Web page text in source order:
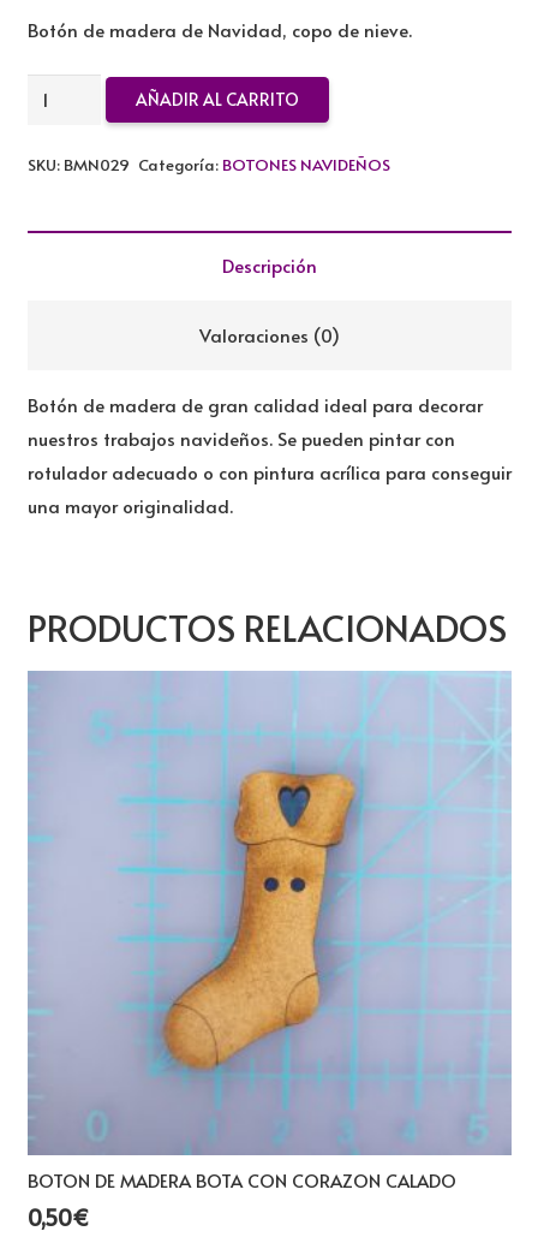
Botón de madera de Navidad, copo de nieve.
BOTON
MADERA
AÑADIR AL CARRITO
SKU: BMN029 Categoría: BOTONES NAVIDEÑOS
Descripción
Valoraciones (0)
Botón de madera de gran calidad ideal para decorar
nuestros trabajos navideños. Se pueden pintar con
rotulador adecuado o con pintura acrílica para conseguir
una mayor originalidad.
PRODUCTOS RELACIONADOS
BOTON DE MADERA BOTA CON CORAZON CALADO
0,50€